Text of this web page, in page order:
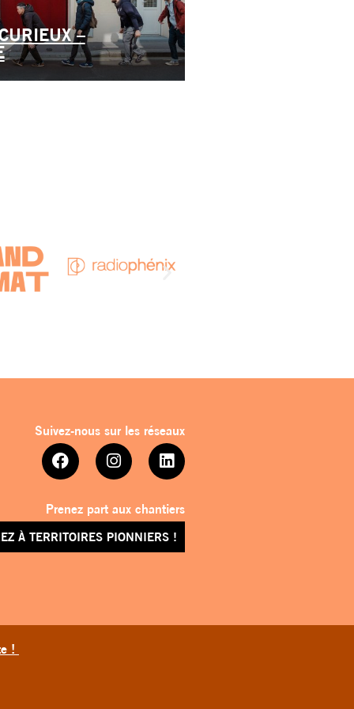
!
–
Suivez-nous sur les réseaux
Prenez part aux chantiers
À TERRITOIRES PIONNIERS !